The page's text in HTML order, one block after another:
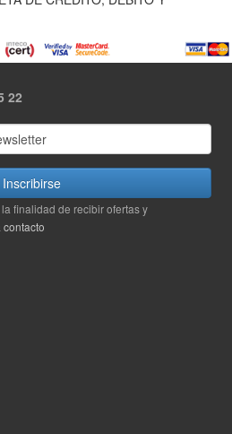
22
Inscribirse
finalidad de recibir ofertas y